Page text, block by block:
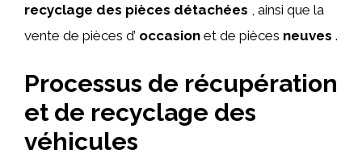
recyclage des pièces détachées , ainsi que la
vente de pièces d’ occasion et de pièces neuves .
Processus de récupération
et de recyclage des
véhicules